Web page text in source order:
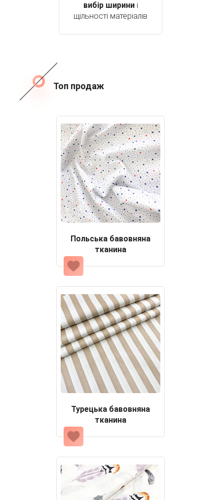
вибір шириниі
щільності матеріалів
Топ продаж
Польська бавовняна
тканина
Турецька бавовняна
тканина